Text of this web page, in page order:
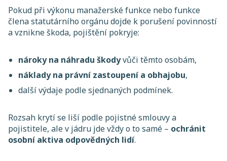
Pokud při výkonu manažerské funkce nebo funkce
člena statutárního orgánu dojde k porušení povinností
a vznikne škoda, pojištění pokryje:
nároky na náhradu škodyvůči těmto osobám,
náklady na právní zastoupení a obhajobu,
další výdaje podle sjednaných podmínek.
Rozsah krytí se liší podle pojistné smlouvy a
pojistitele, ale v jádru jde vždy o to samé – ochránit
osobní aktiva odpovědných lidí.